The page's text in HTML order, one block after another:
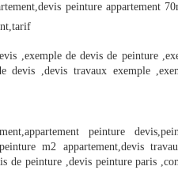
peinture appartement
,exemple de devis de peinture
devis ,devis travaux exemple
peinture
m2 appartement,devis
de peinture ,devis peinture paris